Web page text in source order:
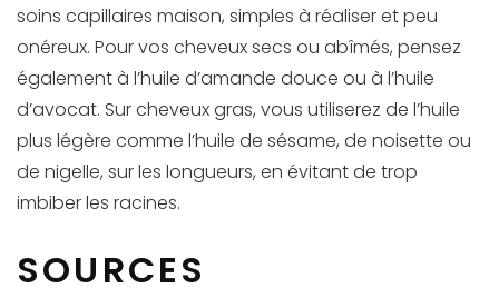
soins capillaires maison, simples à réaliser et peu
onéreux. Pour vos cheveux secs ou abîmés, pensez
également à l’huile d’amande douce ou à l’huile
d’avocat. Sur cheveux gras, vous utiliserez de l’huile
plus légère comme l’huile de sésame, de noisette ou
de nigelle, sur les longueurs, en évitant de trop
imbiber les racines.
SOURCES